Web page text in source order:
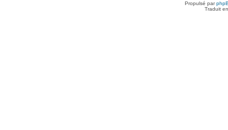
Propulsé par
Traduit